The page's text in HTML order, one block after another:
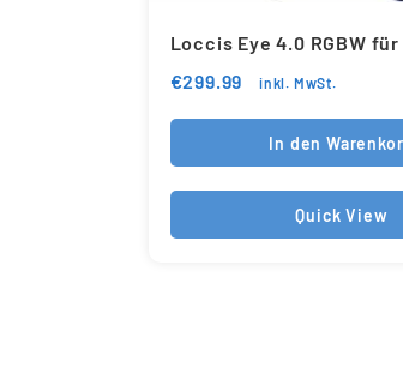
Loccis Eye 4.0 RGBW für
€299.99 inkl. MwSt.
In den
Quick View